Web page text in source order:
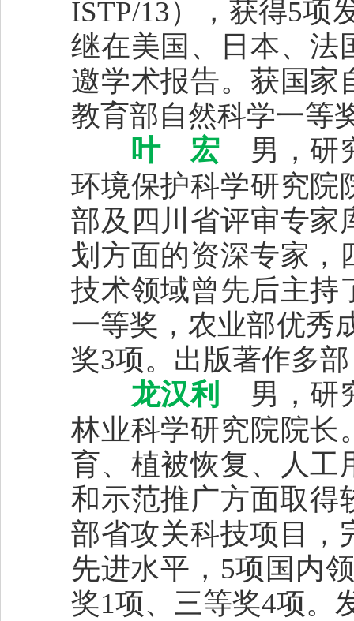
ISTP/13），获得5项
继在美国、日本、法
邀学术报告。获国家
教育部自然科学一等
叶 宏 男，研
环境保护科学研究院
部及四川省评审专家
划方面的资深专家，
技术领域曾先后主持
一等奖，农业部优秀
奖3项。出版著作多
龙汉利
男，研
林业科学研究院院长
育、植被恢复、人工
和示范推广方面取得
部省攻关科技项目，
先进水平，5项国内
奖1项、三等奖4项。